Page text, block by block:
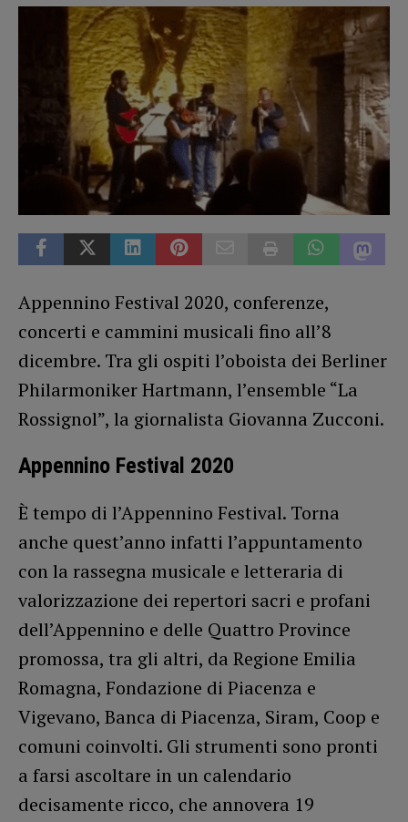
Appennino Festival 2020, conferenze,
concerti e cammini musicali fino all’8
dicembre. Tra gli ospiti l’oboista dei Berliner
Philarmoniker Hartmann, l’ensemble “La
Rossignol”, la giornalista Giovanna Zucconi.
Appennino Festival 2020
È tempo di l’Appennino Festival. Torna
anche quest’anno infatti l’appuntamento
con la rassegna musicale e letteraria di
valorizzazione dei repertori sacri e profani
dell’Appennino e delle Quattro Province
promossa, tra gli altri, da Regione Emilia
Romagna, Fondazione di Piacenza e
Vigevano, Banca di Piacenza, Siram, Coop e
comuni coinvolti. Gli strumenti sono pronti
a farsi ascoltare in un calendario
decisamente ricco, che annovera 19